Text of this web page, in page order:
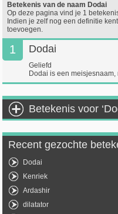
Betekenis van de naam Dodai
Op deze pagina vind je 1
Indien je zelf nog een definitie
toevoegen.
1 Dodai
Geliefd
Dodai is een
Betekenis voor
Recent gezochte
Dodai
Kenriek
Ardashir
dilatator